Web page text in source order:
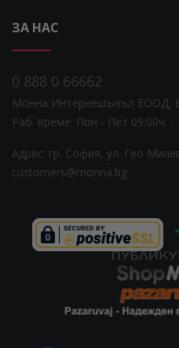
ЗА НАС
0 888 0 66662
Монна Интернешънъл ЕООД,
Раб. време: Пoн - Пет 09:00ч. -
Адрес: гр. София, ул. Гео
customers@monna.bg